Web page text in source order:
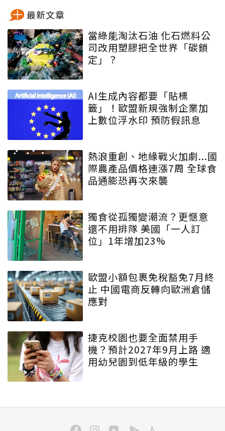
最新文章
當綠能淘汰石油 化石燃料公
司改用塑膠把全世界「碳鎖
定」？
AI生成內容都要「貼標
籤」！歐盟新規強制企業加
上數位浮水印 預防假訊息
熱浪重創、地緣戰火加劇...國
際農產品價格連漲7周 全球食
品通膨恐再次來襲
獨食從孤獨變潮流？更愜意
還不用排隊 美國「一人訂
位」1年增加23%
歐盟小額包裹免稅豁免7月終
止 中國電商反轉向歐洲倉儲
應對
捷克校園也要全面禁用手
機？預計2027年9月上路 適
用幼兒園到低年級的學生